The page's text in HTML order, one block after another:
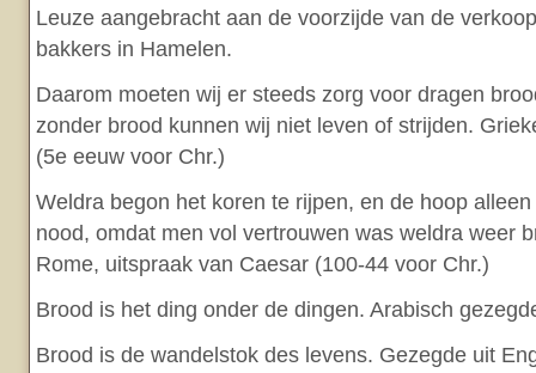
Leuze aangebracht aan de voorzijde van de
bakkers in Hamelen.
Daarom moeten wij er steeds zorg voor dragen
zonder brood kunnen wij niet leven of strijden.
(5e eeuw voor Chr.)
Weldra begon het koren te rijpen, en de hoop
nood, omdat men vol vertrouwen was weldra weer
Rome, uitspraak van Caesar (100-44 voor Chr.)
Brood is het ding onder de dingen. Arabisch
Brood is de wandelstok des levens. Gezegde uit